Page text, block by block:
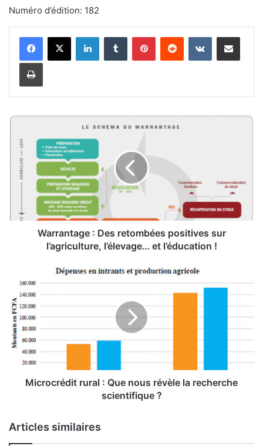
Numéro d’édition: 182
W
g
e
o
m
s
i
Warrantage : Des retombées positives sur
l’agriculture, l’élevage… et l’éducation !
r
o
c
r
a
Microcrédit rural : Que nous révèle la recherche
scientifique ?
Articles similaires